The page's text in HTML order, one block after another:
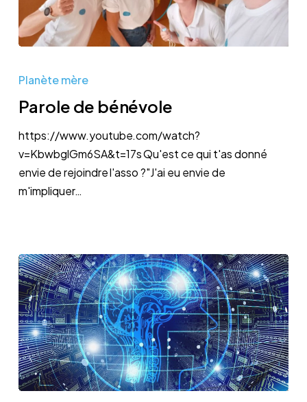
de
Planète mère
Parole de bénévole
https://www.youtube.com/watch?
v=KbwbglGm6SA&t=17s Qu'est ce qui t'as donné
envie de rejoindre l'asso ?"J'ai eu envie de
m'impliquer…